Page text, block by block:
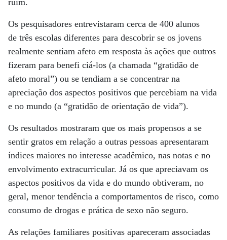
ruim.
Os pesquisadores entrevistaram cerca de 400 alunos
de três escolas diferentes para descobrir se os jovens
realmente sentiam afeto em resposta às ações que outros
fizeram para benefi ciá-los (a chamada “gratidão de
afeto moral”) ou se tendiam a se concentrar na
apreciação dos aspectos positivos que percebiam na vida
e no mundo (a “gratidão de orientação de vida”).
Os resultados mostraram que os mais propensos a se
sentir gratos em relação a outras pessoas apresentaram
índices maiores no interesse acadêmico, nas notas e no
envolvimento extracurricular. Já os que apreciavam os
aspectos positivos da vida e do mundo obtiveram, no
geral, menor tendência a comportamentos de risco, como
consumo de drogas e prática de sexo não seguro.
As relações familiares positivas apareceram associadas